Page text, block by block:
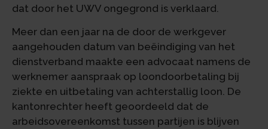
dat door het UWV ongegrond is verklaard.
Meer dan een jaar na de door de werkgever
aangehouden datum van beëindiging van het
dienstverband maakte een advocaat namens de
werknemer aanspraak op loondoorbetaling bij
ziekte en uitbetaling van achterstallig loon. De
kantonrechter heeft geoordeeld dat de
arbeidsovereenkomst tussen partijen is blijven